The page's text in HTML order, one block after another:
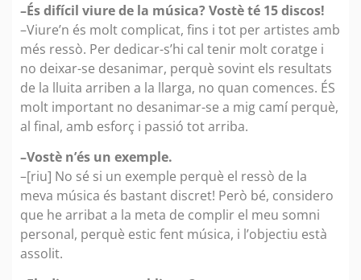
–És difícil viure de la música? Vostè té 15 discos!
–Viure’n és molt complicat, fins i tot per artistes amb
més ressò. Per dedicar-s’hi cal tenir molt coratge i
no deixar-se desanimar, perquè sovint els resultats
de la lluita arriben a la llarga, no quan comences. ÉS
molt important no desanimar-se a mig camí perquè,
al final, amb esforç i passió tot arriba.
–Vostè n’és un exemple.
–[riu] No sé si un exemple perquè el ressò de la
meva música és bastant discret! Però bé, considero
que he arribat a la meta de complir el meu somni
personal, perquè estic fent música, i l’objectiu està
assolit.